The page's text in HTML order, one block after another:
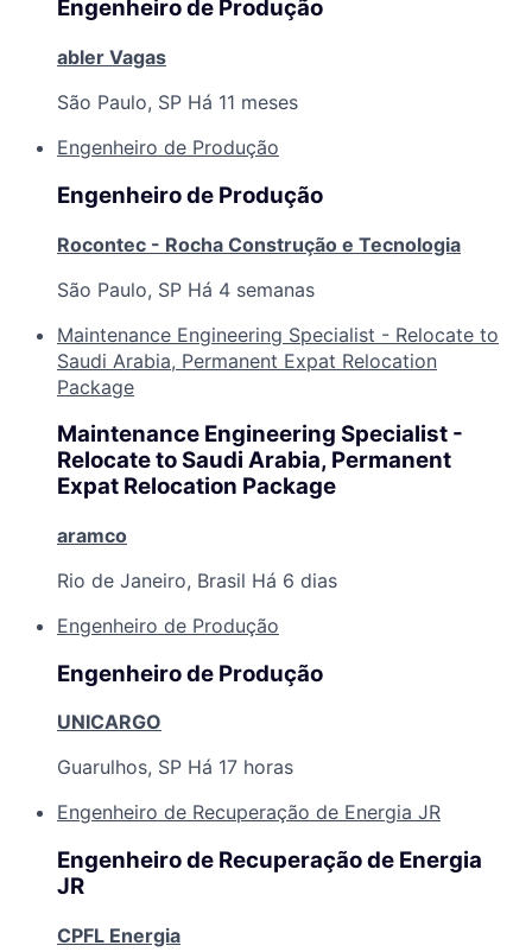
Engenheiro de Produção
abler Vagas
São Paulo, SP Há 11 meses
Engenheiro de Produção
Engenheiro de Produção
Rocontec - Rocha Construção e Tecnologia
São Paulo, SP Há 4 semanas
Maintenance Engineering Specialist - Relocate to
Saudi Arabia, Permanent Expat Relocation
Package
Maintenance Engineering Specialist -
Relocate to Saudi Arabia, Permanent
Expat Relocation Package
aramco
Rio de Janeiro, Brasil Há 6 dias
Engenheiro de Produção
Engenheiro de Produção
UNICARGO
Guarulhos, SP Há 17 horas
Engenheiro de Recuperação de Energia JR
Engenheiro de Recuperação de Energia
JR
CPFL Energia